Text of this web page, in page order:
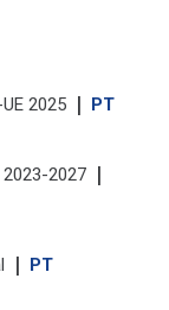
2025 | PT
2027 |
| PT